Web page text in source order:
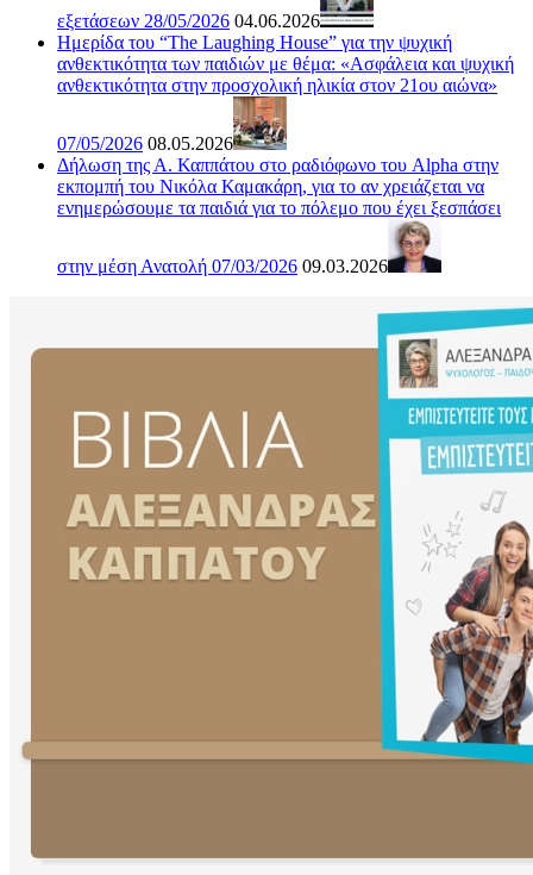
εξετάσεων 28/05/2026 04.06.2026
Ημερίδα του “The Laughing House” για την ψυχική
ανθεκτικότητα των παιδιών με θέμα: «Ασφάλεια και ψυχική
ανθεκτικότητα στην προσχολική ηλικία στον 21ου αιώνα»
07/05/2026 08.05.2026
Δήλωση της Α. Καππάτου στο ραδιόφωνο του Alpha στην
εκπομπή του Νικόλα Καμακάρη, για το αν χρειάζεται να
ενημερώσουμε τα παιδιά για το πόλεμο που έχει ξεσπάσει
στην μέση Ανατολή 07/03/2026 09.03.2026